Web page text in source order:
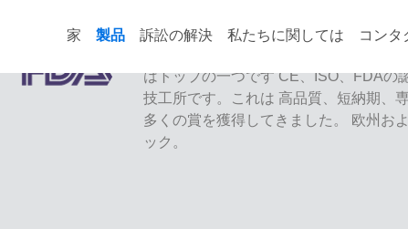
家 製品 訴訟の解決 私たちに関しては コンタ
はトップの一つです CE、ISO、FDAの
技工所です。これは 高品質、短納期、
多くの賞を獲得してきました。 欧州お
ック。